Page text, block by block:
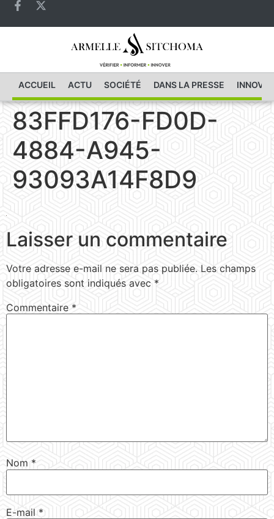
ACCUEIL ACTU SOCIÉTÉ DANS LA PRESSE
83FFD176-FD0D-
4884-A945-
93093A14F8D9
Laisser un commentaire
Votre adresse e-mail ne sera pas publiée. Les champs
obligatoires sont indiqués avec *
Commentaire *
Nom *
E-mail*